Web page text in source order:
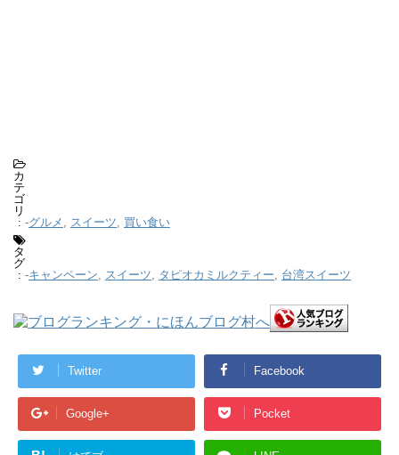
カ
テ
ゴ
リ
: -グルメ スイーツ 買い食い
タ
グ
: -キャンペーン スイーツ タピオカミルクティー 台湾スイーツ
Twitter Facebook
Google+ Pocket